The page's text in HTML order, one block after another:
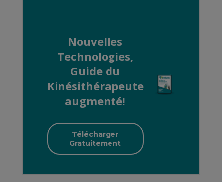
Nouvelles
Technologies,
Guide du
Kinésithérapeute
augmenté!
Télécharger
Gratuitement